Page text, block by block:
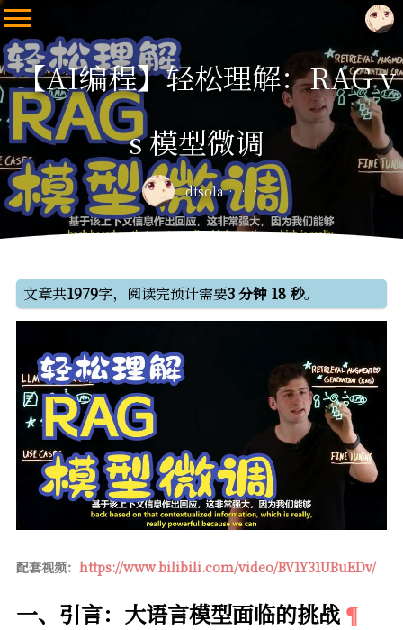
【AI编程】轻松理解：RAG v
s 模型微调
dtsola
文章共1979字，阅读完预计需要3 分钟 18 秒。
配套视频： https://www.bilibili.com/video/BV1Y31UBuEDv/
一、引言：大语言模型面临的挑战